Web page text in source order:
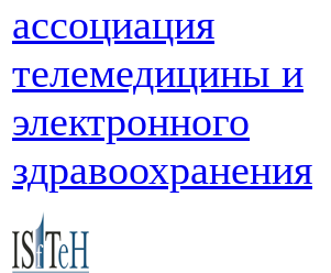
ассоциация
телемедицины и
электронного
здравоохранения